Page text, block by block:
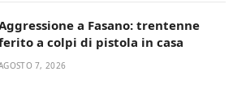
a Fasano: trentenne
a colpi di pistola in casa
7, 2026